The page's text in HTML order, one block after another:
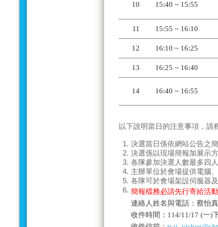
10 15:40 ~ 15:55
11 15:55 ~ 16:10
12 16:10 ~ 16:25
13 16:25 ~ 16:40
14 16:40 ~ 16:55
以下說明當日的注意事項 ，請
1. 決選當日係依網站公告之
2. 決選係以現場簡報加展示
3. 各隊參加決選人數最多四人
4. 主辦單位於會場提供電腦
5. 各隊可於會場架設伺服器
6. 簡報檔務必請先行寄給活
連絡人姓名與電話：蔡怡
收件時間：114/11/17 (一)